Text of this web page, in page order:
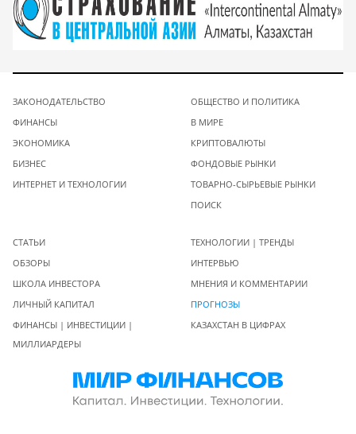
ЗАКОНОДАТЕЛЬСТВО
ФИНАНСЫ
ЭКОНОМИКА
БИЗНЕС
ИНТЕРНЕТ И ТЕХНОЛОГИИ
ОБЩЕСТВО И ПОЛИТИКА
В МИРЕ
КРИПТОВАЛЮТЫ
ФОНДОВЫЕ РЫНКИ
ТОВАРНО-СЫРЬЕВЫЕ РЫНКИ
ПОИСК
СТАТЬИ
ОБЗОРЫ
ШКОЛА ИНВЕСТОРА
ЛИЧНЫЙ КАПИТАЛ
ФИНАНСЫ | ИНВЕСТИЦИИ |
МИЛЛИАРДЕРЫ
ТЕХНОЛОГИИ | ТРЕНДЫ
ИНТЕРВЬЮ
МНЕНИЯ И КОММЕНТАРИИ
ПРОГНОЗЫ
КАЗАХСТАН В ЦИФРАХ